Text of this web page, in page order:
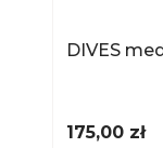
DIVES
Cena
175,00 zł